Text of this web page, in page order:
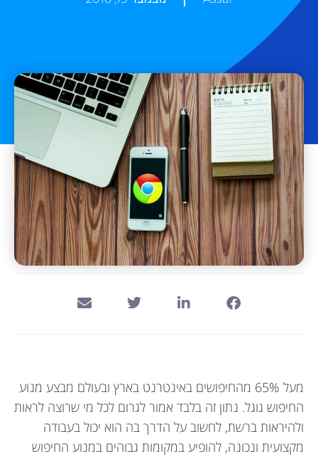
מעל 65% מהחיפושים באינטרנט בארץ ובעולם מבצע מנוע
החיפוש גוגל. נתון זה בלבד אמור לגרום לכל מי שרוצה לראות
ולהיראות ברשת, לחשוב על הדרך בה הוא יכול בעבודה
מקצועית ונכונה, להופיע במקומות גבוהים במנוע החיפוש